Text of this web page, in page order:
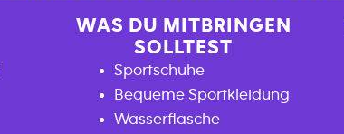
WAS DU MITBRINGEN
SOLLTEST
Sportschuhe
Bequeme Sportkleidung
Wasserflasche